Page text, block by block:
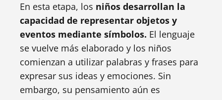
En esta etapa, los niños desarrollan la
capacidad de representar objetos y
eventos mediante símbolos. El lenguaje
se vuelve más elaborado y los niños
comienzan a utilizar palabras y frases para
expresar sus ideas y emociones. Sin
embargo, su pensamiento aún es